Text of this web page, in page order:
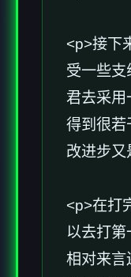
<p>接下
受一些支
君去采用
得到很若
改进步又
<p>在打
以去打
相对来言